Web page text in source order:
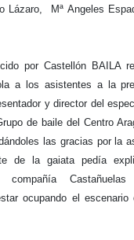
Lázaro, Mª Angeles
por Castellón BAILA
a los asistentes a la
y director del
de baile del Centro
las gracias por la
de la gaiata pedía
Castañuelas
ocupando el